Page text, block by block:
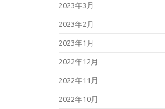
2023年3月
2023年2月
2023年1月
2022年12月
2022年11月
2022年10月